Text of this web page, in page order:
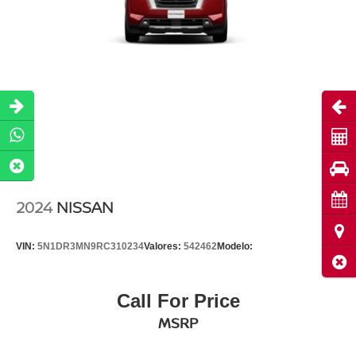
2024 NISSAN
VIN: 5N1DR3MN9RC310234Valores: 542462Modelo:
Call For Price
MSRP